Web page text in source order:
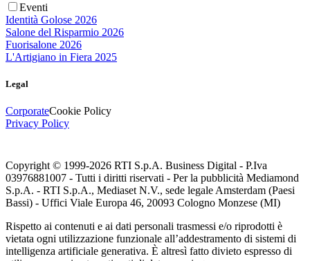
Eventi
Identità Golose 2026
Salone del Risparmio 2026
Fuorisalone 2026
L'Artigiano in Fiera 2025
Legal
CorporateCookie Policy
Privacy Policy
Copyright © 1999-2026 RTI S.p.A. Business Digital - P.Iva
03976881007 - Tutti i diritti riservati - Per la pubblicità Mediamond
S.p.A. - RTI S.p.A., Mediaset N.V., sede legale Amsterdam (Paesi
Bassi) - Uffici Viale Europa 46, 20093 Cologno Monzese (MI)
Rispetto ai contenuti e ai dati personali trasmessi e/o riprodotti è
vietata ogni utilizzazione funzionale all’addestramento di sistemi di
intelligenza artificiale generativa. È altresì fatto divieto espresso di